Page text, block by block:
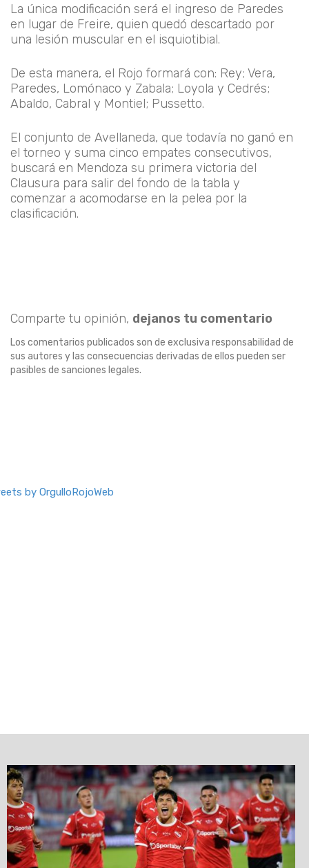
La única modificación será el ingreso de Paredes
en lugar de Freire, quien quedó descartado por
una lesión muscular en el isquiotibial.
De esta manera, el Rojo formará con: Rey; Vera,
Paredes, Lomónaco y Zabala; Loyola y Cedrés;
Abaldo, Cabral y Montiel; Pussetto.
El conjunto de Avellaneda, que todavía no ganó en
el torneo y suma cinco empates consecutivos,
buscará en Mendoza su primera victoria del
Clausura para salir del fondo de la tabla y
comenzar a acomodarse en la pelea por la
clasificación.
Comparte tu opinión, dejanos tu comentario
Los comentarios publicados son de exclusiva responsabilidad de
sus autores y las consecuencias derivadas de ellos pueden ser
pasibles de sanciones legales.
by OrgulloRojoWeb